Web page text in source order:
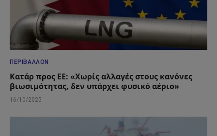
ΠΕΡΙΒΆΛΛΟΝ
Κατάρ προς ΕΕ: «Χωρίς αλλαγές στους κανόνες
βιωσιμότητας, δεν υπάρχει φυσικό αέριο»
16/10/2025